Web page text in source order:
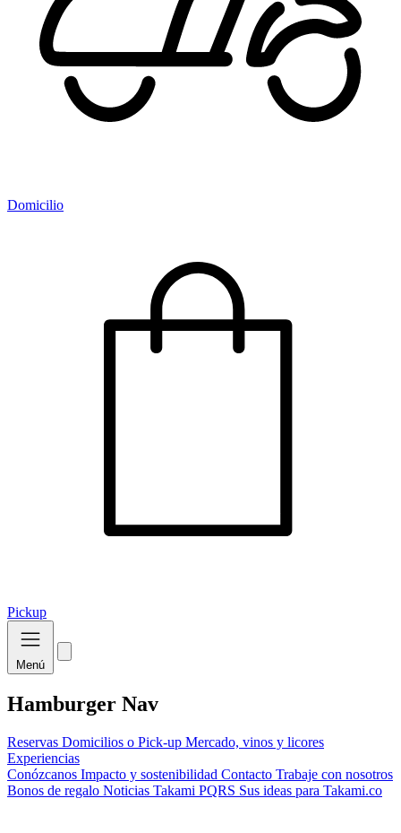
Domicilio
Pickup
Menú
Hamburger Nav
Reservas Domicilios o Pick-up Mercado, vinos y licores
Experiencias
Conózcanos Impacto y sostenibilidad Contacto Trabaje con nosotros
Bonos de regalo Noticias Takami PQRS Sus ideas para Takami.co